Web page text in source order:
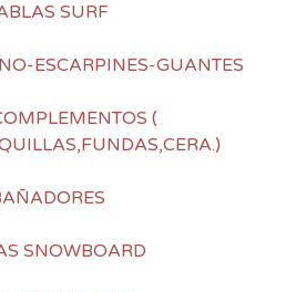
SURF
ESCARPINES-GUANTES
(
SNOWBOARD